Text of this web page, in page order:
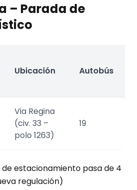
– Parada de
Ubicación Autobús
Via Regina
(civ. 33 –
polo 1263)
19
estacionamiento pasa de 4
regulación)